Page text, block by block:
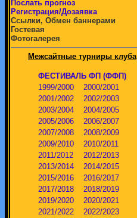
Послать прогноз
Регистрация/Дозаявка
Ссылки, Обмен баннерами
Гостевая
Фотогалерея
Межсайтные турниры клуба
ФЕСТИВАЛЬ ФП (ФФП)
1999/2000
2000/2001
2001/2002
2002/2003
2003/2004
2004/2005
2005/2006
2006/2007
2007/2008
2008/2009
2009/2010
2010/2011
2011/2012
2012/2013
2013/2014
2014/2015
2015/2016
2016/2017
2017/2018
2018/2019
2019/2020
2020/2021
2021/2022
2022/2023